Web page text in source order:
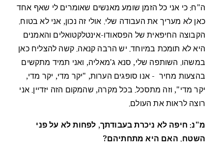
ה"ח: כי אני כל הזמן שומע מאנשים שאומרים לי שאף אחד
כאן לא מעריך את העבודה שלי. אולי זה נכון, אני לא בטוח.
הקבוצה החיפאית של הפסאודו-אינטלקטואלים והאמנים
היא לא תומכת במיוחד. יש הרבה קנאה. קשה להצליח כאן
במשהו. השותפה שלי, סנא ג'מאליה, ואני תמיד מתקשים
בהצעות מחיר - אנו סופגים הערות, "יקר מדי, יקר מדי,
יקר מדי", וזה מתסכל. בכל מקרה, שהמקום הזה יזדיין. אני
רוצה לראות את העולם.
מ"נ: חיפה לא ניכרת בעבודתך, לפחות לא על פני
השטח. האם היא מתחתיהם?